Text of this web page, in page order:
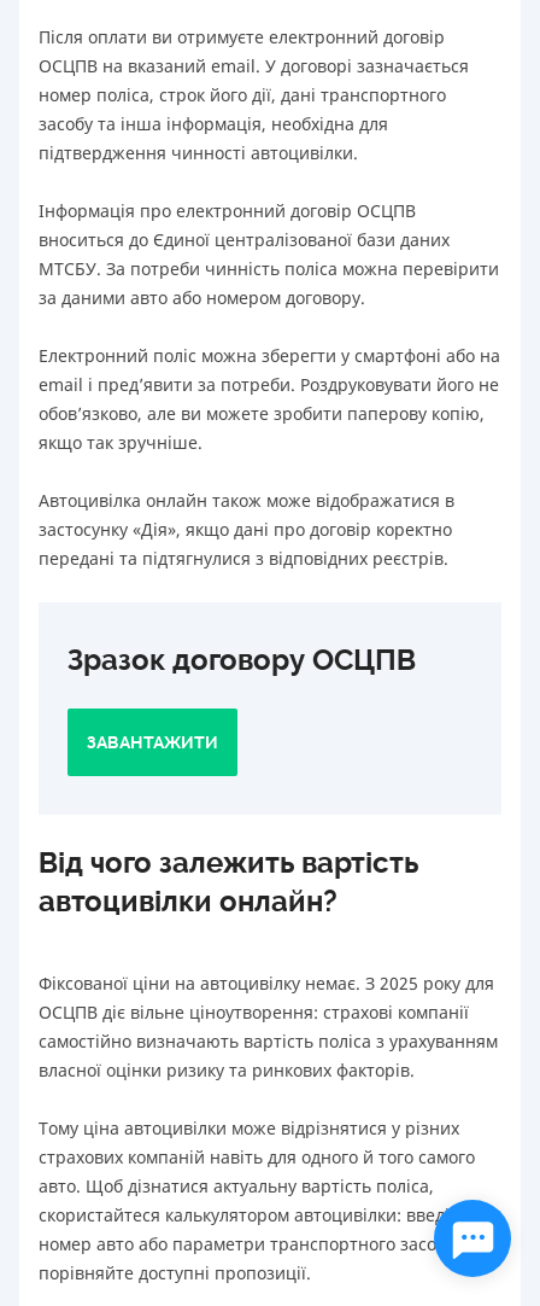
Після оплати ви отримуєте електронний договір
ОСЦПВ на вказаний email. У договорі зазначається
номер поліса, строк його дії, дані транспортного
засобу та інша інформація, необхідна для
підтвердження чинності автоцивілки.
Інформація про електронний договір ОСЦПВ
вноситься до Єдиної централізованої бази даних
МТСБУ. За потреби чинність поліса можна перевірити
за даними авто або номером договору.
Електронний поліс можна зберегти у смартфоні або на
email і пред’явити за потреби. Роздруковувати його не
обов’язково, але ви можете зробити паперову копію,
якщо так зручніше.
Автоцивілка онлайн також може відображатися в
застосунку «Дія», якщо дані про договір коректно
передані та підтягнулися з відповідних реєстрів.
Зразок договору ОСЦПВ
ЗАВАНТАЖИТИ
Від чого залежить вартість
автоцивілки онлайн?
Фіксованої ціни на автоцивілку немає. З 2025 року для
ОСЦПВ діє вільне ціноутворення: страхові компанії
самостійно визначають вартість поліса з урахуванням
власної оцінки ризику та ринкових факторів.
Тому ціна автоцивілки може відрізнятися у різних
страхових компаній навіть для одного й того самого
авто. Щоб дізнатися актуальну вартість поліса,
скористайтеся калькулятором автоцивілки: введіть
номер авто або параметри транспортного засобу та
порівняйте доступні пропозиції.